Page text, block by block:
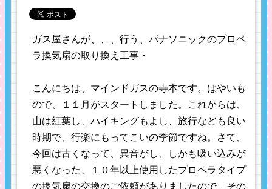
ガス屋さんが、、、行う、パナソニックのプロペ
ラ換気扇の取り換え工事・
こんにちは、マインドガスの寺本です。はやいも
ので、１１月がスタートしました。これからは、
山は紅葉し、ハイキングもよし、旅行なども良い
時期で、行楽にもってこいの季節ですね。さて、
今回は古くなって、異音がし、しかも吸い込みが
悪くなった、１０年以上使用したプロペラタイプ
の換気扇の交換のご依頼がありましたので、その